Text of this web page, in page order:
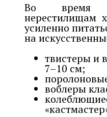
Во время
нерестилищам
усиленно
на
твистеры и
7–10 см;
воблеры